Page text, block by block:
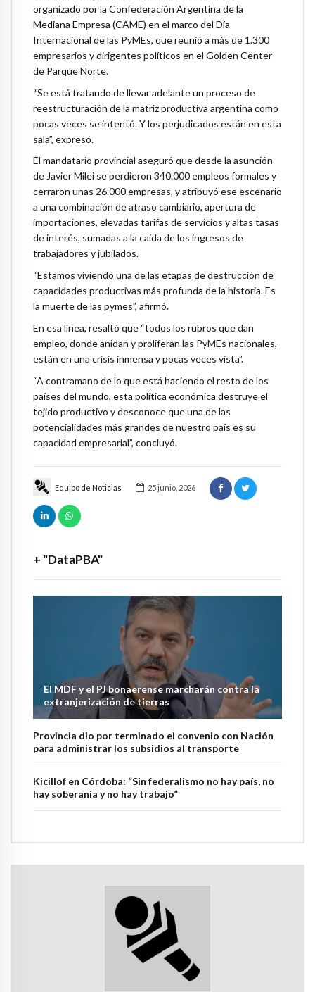
Equipo de Noticias 25 junio, 2026
+ "DataPBA"
El MDF y el PJ bonaerense marcharán contra la
extranjerización de tierras
Provincia dio por terminado el convenio con Nación
para administrar los subsidios al transporte
Kicillof en Córdoba: “Sin federalismo no hay país, no
hay soberanía y no hay trabajo”
organizado por la Confederación Argentina de la
Mediana Empresa (CAME) en el marco del Día
Internacional de las PyMEs, que reunió a más de 1.300
empresarios y dirigentes políticos en el Golden Center
de Parque Norte.
“Se está tratando de llevar adelante un proceso de
reestructuración de la matriz productiva argentina como
pocas veces se intentó. Y los perjudicados están en esta
sala”, expresó.
El mandatario provincial aseguró que desde la asunción
de Javier Milei se perdieron 340.000 empleos formales y
cerraron unas 26.000 empresas, y atribuyó ese escenario
a una combinación de atraso cambiario, apertura de
importaciones, elevadas tarifas de servicios y altas tasas
de interés, sumadas a la caída de los ingresos de
trabajadores y jubilados.
“Estamos viviendo una de las etapas de destrucción de
capacidades productivas más profunda de la historia. Es
la muerte de las pymes”, afirmó.
En esa línea, resaltó que “todos los rubros que dan
empleo, donde anidan y proliferan las PyMEs nacionales,
están en una crisis inmensa y pocas veces vista”.
“A contramano de lo que está haciendo el resto de los
países del mundo, esta política económica destruye el
tejido productivo y desconoce que una de las
potencialidades más grandes de nuestro país es su
capacidad empresarial”, concluyó.